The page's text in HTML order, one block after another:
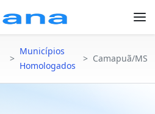
>
Municípios
Homologados
> Camapuã/MS